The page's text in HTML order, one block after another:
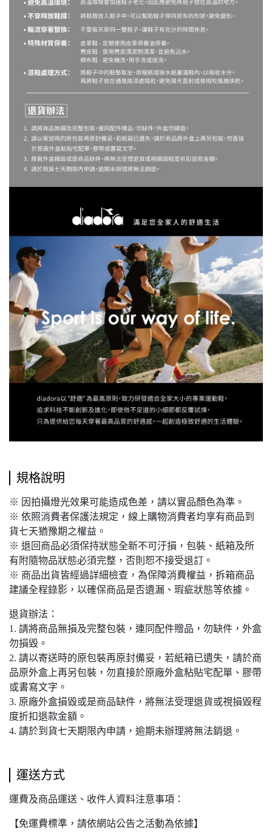
規格說明
※ 因拍攝燈光效果可能造成色差，請以實品顏色為準。
※ 依照消費者保護法規定，線上購物消費者均享有商品到
貨七天猶豫期之權益。
※ 退回商品必須保持狀態全新不可汙損，包裝、紙箱及所
有附隨物品狀態必須完整，否則恕不接受退訂。
※ 商品出貨皆經過詳細檢查，為保障消費權益，拆箱商品
建議全程錄影，以確保商品是否遺漏、瑕疵狀態等依據。
退貨辦法：
1. 請將商品無損及完整包裝，連同配件贈品，勿缺件，外盒
勿損毀。
2. 請以寄送時的原包裝再原封備妥，若紙箱已遺失，請於商
品原外盒上再另包裝，勿直接於原廠外盒粘貼宅配單、膠帶
或書寫文字。
3. 原廠外盒損毀或是商品缺件，將無法受理退貨或視損毀程
度折扣退款金額。
4. 請於到貨七天期限內申請，逾期未辦理將無法銷退。
運送方式
運費及商品運送、收件人資料注意事項：
【免運費標準，請依網站公告之活動為依據】